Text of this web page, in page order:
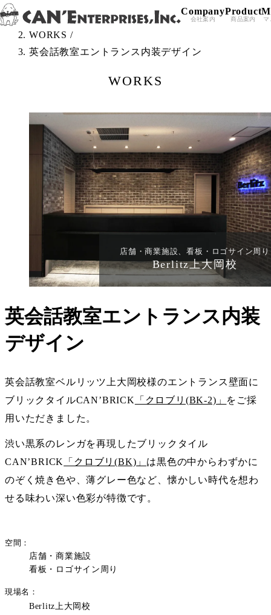
Skip to content
Company
会社案内
Product
商品案内 マ
TOP /
WORKS /
英会話教室エントランス内装デザイン
WORKS
店舗・商業施設、看板・ロゴサイン周り
Berlitz上大岡校
英会話教室エントランス内装
デザイン
英会話教室ベルリッツ上大岡校様のエントランス壁面に
ブリックタイルCAN’BRICK
「クロブリ(BK-2)」 をご採
用いただきました。
渋い黒系のレンガを再現したブリックタイル
CAN’BRICK
「クロブリ(BK)」 は黒色の中からわずかに
のぞく焼き色や、薄グレー色など、懐かしい時代を想わ
せる味わい深い色彩が特徴です。
空間
店舗・商業施設
看板・ロゴサイン周り
現場名
Berlitz上大岡校